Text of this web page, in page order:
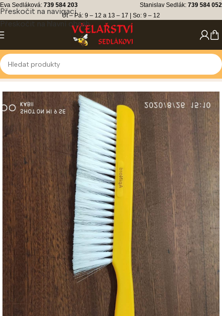
Přeskočit na navigaci
Přeskočit na hlavní obsah
Eva Sedláková: 739 584 203 Stanislav Sedlák: 739 584 052
Út – Pá: 9 – 12 a 13 – 17 | So: 9 – 12